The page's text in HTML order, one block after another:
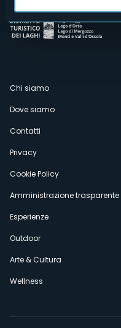
Menù
secondario
Chi siamo
Dove siamo
Contatti
Privacy
Cookie Policy
Amministrazione trasparente
Esperienze
Outdoor
Arte & Cultura
Wellness